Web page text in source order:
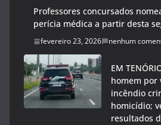
Professores concursados
perícia médica a partir desta
fevereiro 23, 2026 nenhum
EM
homem por
incêndio
homicídio;
resultados